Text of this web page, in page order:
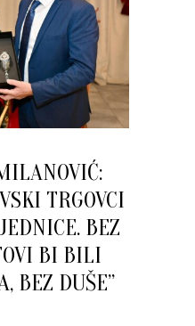
TRGOVCI
BEZ
BI BILI
BEZ DUŠE”